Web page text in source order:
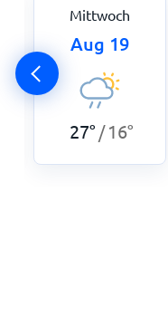
Mittwoch
Aug 19
27° /16°